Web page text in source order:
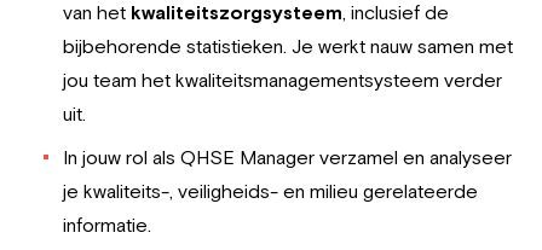
van het kwaliteitszorgsysteem, inclusief de
bijbehorende statistieken. Je werkt nauw samen met
jou team het kwaliteitsmanagementsysteem verder
uit.
In jouw rol als QHSE Manager verzamel en analyseer
je kwaliteits-, veiligheids- en milieu gerelateerde
informatie.